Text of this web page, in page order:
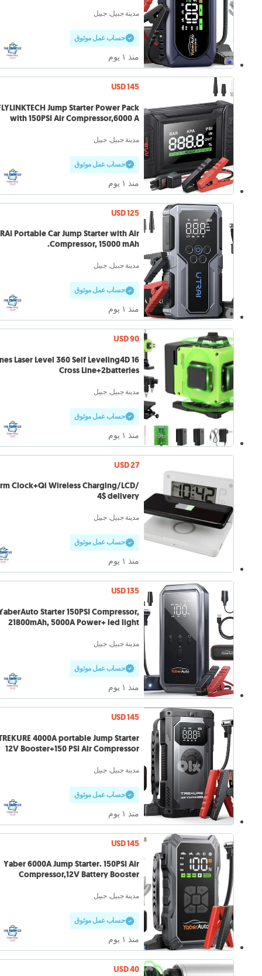
مدينة جبيل, جبيل
حساب عمل موثوق
منذ ١ يوم
USD 145
Jump Starter Power Pack
with 150PSI Air Compressor,6000 A
مدينة جبيل, جبيل
حساب عمل موثوق
منذ ١ يوم
USD 125
Portable Car Jump Starter with Air
Compressor, 15000 mAh.
مدينة جبيل, جبيل
حساب عمل موثوق
منذ ١ يوم
USD 90
Lines Laser Level 360 Self Leveling4D
Cross Line+2batteries
مدينة جبيل, جبيل
حساب عمل موثوق
منذ ١ يوم
USD 27
Clock+Qi Wireless Charging/LCD/
4$ delivery
مدينة جبيل, جبيل
حساب عمل موثوق
منذ ١ يوم
USD 135
Starter 150PSI Compressor,
21800mAh, 5000A Power+ led light
مدينة جبيل, جبيل
حساب عمل موثوق
منذ ١ يوم
USD 145
4000A portable Jump Starter
12V Booster+150 PSI Air Compressor
مدينة جبيل, جبيل
حساب عمل موثوق
منذ ١ يوم
USD 145
Yaber 6000A Jump Starter. 150PSI Air
Compressor,12V Battery Booster
مدينة جبيل, جبيل
حساب عمل موثوق
منذ ١ يوم
USD 40